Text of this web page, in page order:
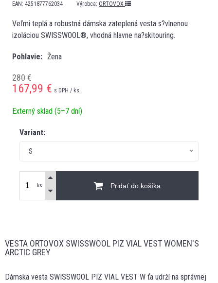
EAN: 4251877762034 Výrobca: ORTOVOX
Veľmi teplá a robustná dámska zateplená vesta s?vlnenou
izoláciou SWISSWOOL®, vhodná hlavne na?skitouring.
Pohlavie Žena
280 €
167,99 € s DPH / ks
Externý sklad (5–7 dní)
Variant:
S
ks Pridať do košíka
VESTA ORTOVOX SWISSWOOL PIZ VIAL VEST WOMEN'S
ARCTIC GREY
Dámska vesta SWISSWOOL PIZ VIAL VEST W ťa udrží na správnej